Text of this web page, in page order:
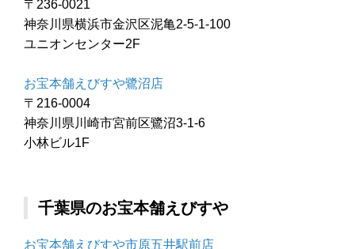
〒236-0021
神奈川県横浜市金沢区泥亀2-5-1-100
ユニオンセンター2F
お宝本舗えびすや鷺沼店
〒216-0004
神奈川県川崎市宮前区鷺沼3-1-6
小林ビル1F
千葉県のお宝本舗えびすや
お宝本舗えびすや市原五井駅前店